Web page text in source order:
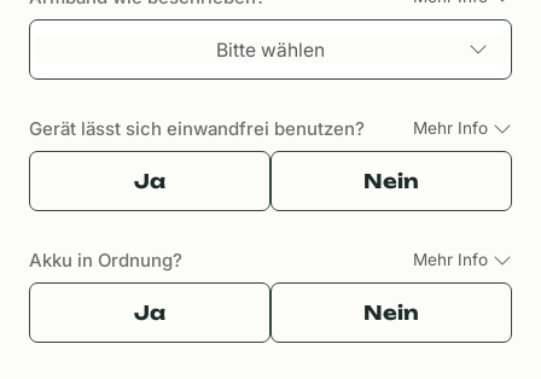
Bitte wählen
Gerät lässt sich einwandfrei benutzen? Mehr Info
Ja Nein
Akku in Ordnung? Mehr Info
Ja Nein